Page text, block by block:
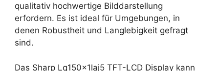
qualitativ hochwertige Bilddarstellung
erfordern. Es ist ideal für Umgebungen, in
denen Robustheit und Langlebigkeit gefragt
sind.
Das Sharp Lq150x1laj5 TFT-LCD Display kann